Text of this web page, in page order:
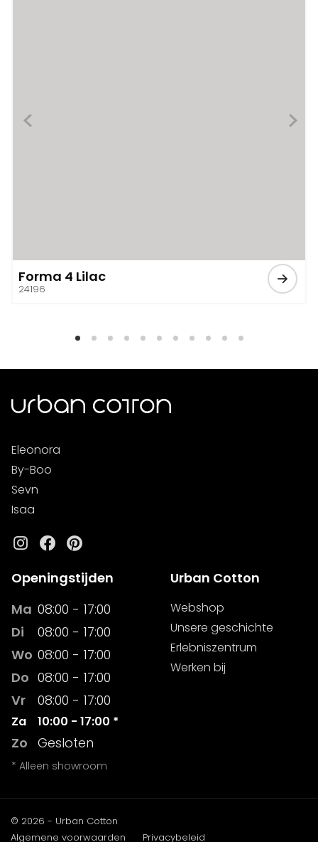
Forma 4 Lilac
24196
Eleonora
By-Boo
Sevn
Isaa
Instagram
Facebook
Pinterest
Openingstijden
Ma 08:00 - 17:00
Di
08:00 - 17:00
Wo 08:00 - 17:00
Do 08:00 - 17:00
Vr
08:00 - 17:00
Za 10:00 - 17:00 *
Zo Gesloten
* Alleen showroom
Urban Cotton
Webshop
Unsere geschichte
Erlebniszentrum
Werken bij
© 2026 - Urban Cotton
Algemene voorwaarden
Privacybeleid